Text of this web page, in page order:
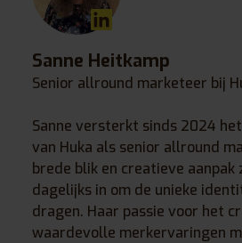
Sanne Heitkamp
Senior allround marketeer bij
Sanne versterkt sinds 2024
van Huka als senior allround
brede blik en creatieve aanpak
dagelijks in om de unieke
dragen. Haar passie voor het
waardevolle merkervaringen